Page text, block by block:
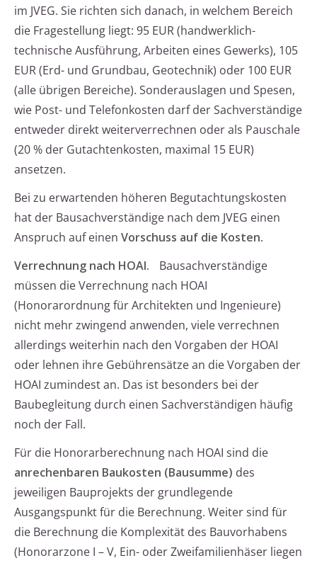
im JVEG. Sie richten sich danach, in welchem Bereich
die Fragestellung liegt: 95 EUR (handwerklich-
technische Ausführung, Arbeiten eines Gewerks), 105
EUR (Erd- und Grundbau, Geotechnik) oder 100 EUR
(alle übrigen Bereiche). Sonderauslagen und Spesen,
wie Post- und Telefonkosten darf der Sachverständige
entweder direkt weiterverrechnen oder als Pauschale
(20 % der Gutachtenkosten, maximal 15 EUR)
ansetzen.
Bei zu erwartenden höheren Begutachtungskosten
hat der Bausachverständige nach dem JVEG einen
Anspruch auf einen Vorschuss auf die Kosten.
Verrechnung nach HOAI.
Bausachverständige
müssen die Verrechnung nach HOAI
(Honorarordnung für Architekten und Ingenieure)
nicht mehr zwingend anwenden, viele verrechnen
allerdings weiterhin nach den Vorgaben der HOAI
oder lehnen ihre Gebührensätze an die Vorgaben der
HOAI zumindest an. Das ist besonders bei der
Baubegleitung durch einen Sachverständigen häufig
noch der Fall.
Für die Honorarberechnung nach HOAI sind die
anrechenbaren Baukosten (Bausumme) des
jeweiligen Bauprojekts der grundlegende
Ausgangspunkt für die Berechnung. Weiter sind für
die Berechnung die Komplexität des Bauvorhabens
(Honorarzone I – V, Ein- oder Zweifamilienhäser liegen